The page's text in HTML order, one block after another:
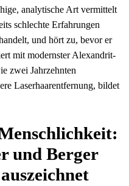
analytische Art vermittelt
schlechte Erfahrungen
und hört zu, bevor er
mit modernster Alexandrit-
zwei Jahrzehnten
Laserhaarentfernung, bildet
und Berger